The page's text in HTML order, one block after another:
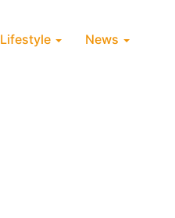
Lifestyle News